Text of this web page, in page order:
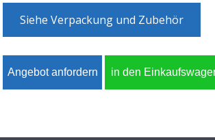
Siehe Verpackung und Zubehör